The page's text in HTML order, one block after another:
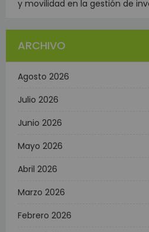
y movilidad en la gestión de
ARCHIVO
Agosto 2026
Julio 2026
Junio 2026
Mayo 2026
Abril 2026
Marzo 2026
Febrero 2026